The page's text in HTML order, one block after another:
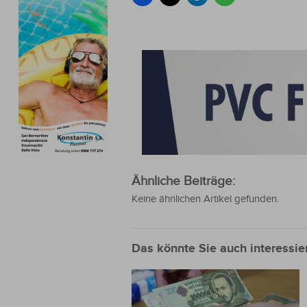
Ähnliche Beiträge:
Keine ähnlichen Artikel gefunden.
Das könnte Sie auch